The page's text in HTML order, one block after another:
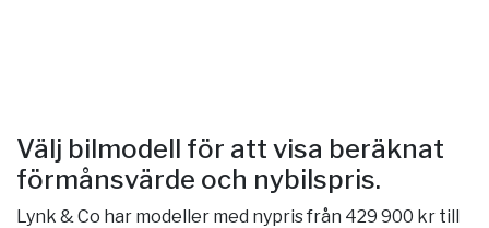
Välj bilmodell för att visa beräknat
förmånsvärde och nybilspris.
Lynk & Co har modeller med nypris från 429 900 kr till